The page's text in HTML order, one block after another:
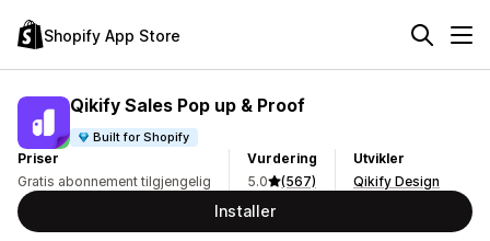
Shopify App Store
Qikify Sales Pop up & Proof
Built for Shopify
Priser
Gratis abonnement tilgjengelig
Vurdering
5.0
(567)
Utvikler
Qikify Design
Installer